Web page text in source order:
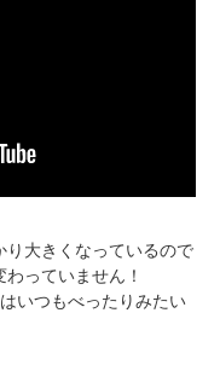
り大きくなっているので
っていません！
いつもべったりみたい